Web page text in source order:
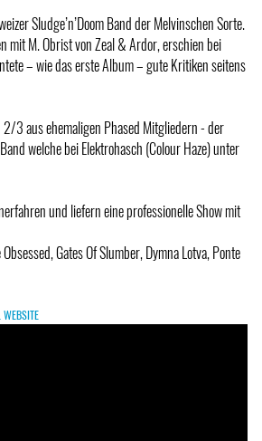
Sludge’n’Doom Band der Melvinschen Sorte.
mit M. Obrist von Zeal & Ardor, erschien bei
– wie das erste Album – gute Kritiken seitens
2/3 aus ehemaligen Phased Mitgliedern - der
welche bei Elektrohasch (Colour Haze) unter
und liefern eine professionelle Show mit
Gates Of Slumber, Dymna Lotva, Ponte